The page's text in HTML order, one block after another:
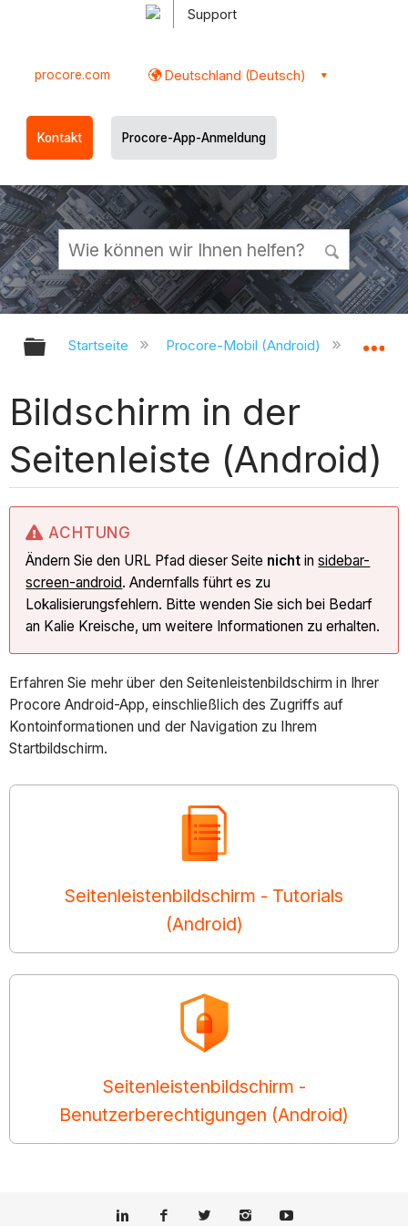
Support
procore.com Deutschland (Deutsch)
Kontakt Procore-App-Anmeldung
Globale Hierarchie auf- und
Startseite Procore-Mobil (Android)
Bildschirm in der
Seitenleiste (Android)
ACHTUNG
Ändern Sie den URL Pfad dieser Seite nichtinsidebar-
screen-android. Andernfalls führt es zu
Lokalisierungsfehlern. Bitte wenden Sie sich bei Bedarf
an Kalie Kreische, um weitere Informationen zu erhalten.
Erfahren Sie mehr über den Seitenleistenbildschirm in Ihrer
Procore Android-App, einschließlich des Zugriffs auf
Kontoinformationen und der Navigation zu Ihrem
Startbildschirm.
Seitenleistenbildschirm - Tutorials
(Android)
Seitenleistenbildschirm -
Benutzerberechtigungen (Android)